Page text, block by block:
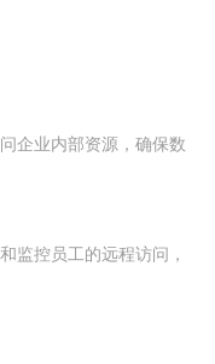
企业内部资源，确保数
监控员工的远程访问，